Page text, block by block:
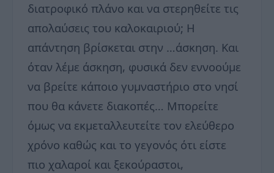
διατροφικό πλάνο και να στερηθείτε τις
απολαύσεις του καλοκαιριού; Η
απάντηση βρίσκεται στην …άσκηση. Και
όταν λέμε άσκηση, φυσικά δεν εννοούμε
να βρείτε κάποιο γυμναστήριο στο νησί
που θα κάνετε διακοπές… Μπορείτε
όμως να εκμεταλλευτείτε τον ελεύθερο
χρόνο καθώς και το γεγονός ότι είστε
πιο χαλαροί και ξεκούραστοι,